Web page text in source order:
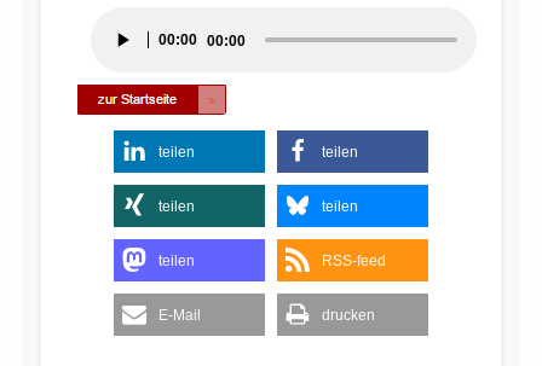
Player
00:00 00:00
teilen teilen
teilen teilen
teilen RSS-feed
E-Mail drucken